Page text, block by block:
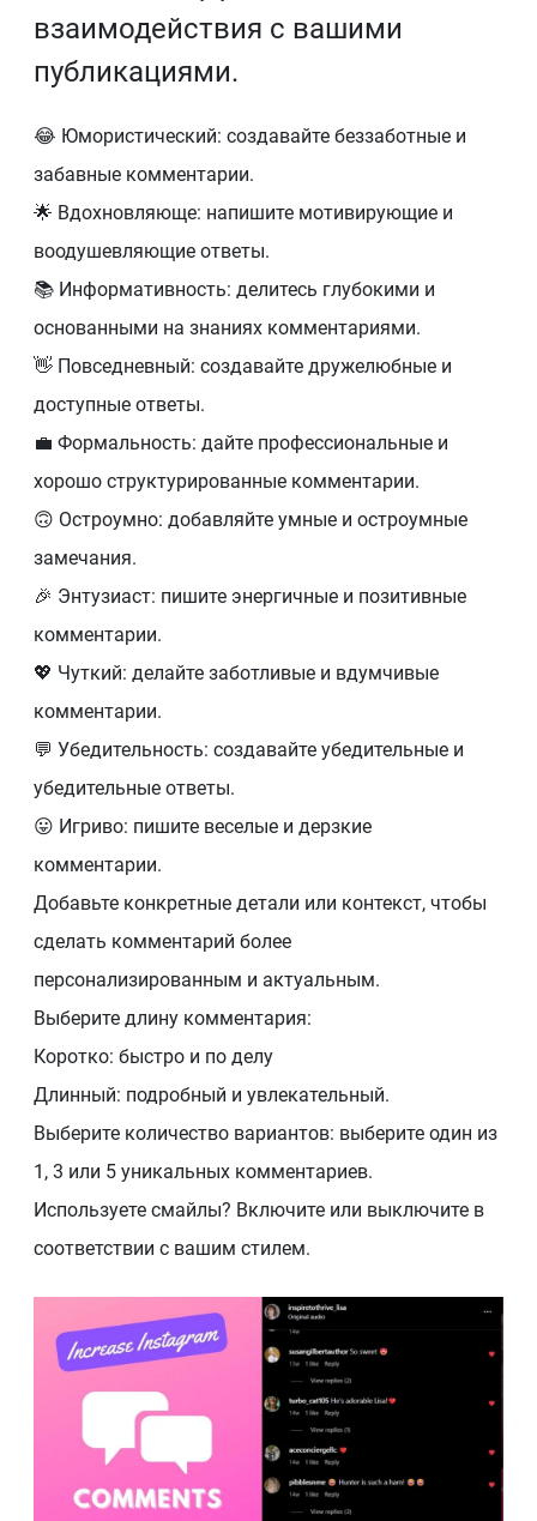
взаимодействия с вашими
публикациями.
😂 Юмористический: создавайте беззаботные и
забавные комментарии.
🌟 Вдохновляюще: напишите мотивирующие и
воодушевляющие ответы.
📚 Информативность: делитесь глубокими и
основанными на знаниях комментариями.
👋 Повседневный: создавайте дружелюбные и
доступные ответы.
💼 Формальность: дайте профессиональные и
хорошо структурированные комментарии.
🙃 Остроумно: добавляйте умные и остроумные
замечания.
🎉 Энтузиаст: пишите энергичные и позитивные
комментарии.
💖 Чуткий: делайте заботливые и вдумчивые
комментарии.
💬 Убедительность: создавайте убедительные и
убедительные ответы.
😛 Игриво: пишите веселые и дерзкие
комментарии.
Добавьте конкретные детали или контекст, чтобы
сделать комментарий более
персонализированным и актуальным.
Выберите длину комментария:
Коротко: быстро и по делу
Длинный: подробный и увлекательный.
Выберите количество вариантов: выберите один из
1, 3 или 5 уникальных комментариев.
Используете смайлы? Включите или выключите в
соответствии с вашим стилем.